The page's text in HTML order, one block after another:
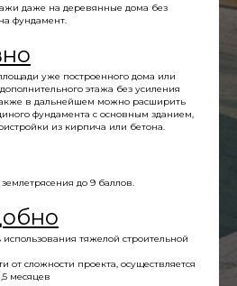
даже на деревянные дома без
фундамент.
уже построенного дома или
этажа без усиления
в дальнейшем можно расширить
фундамента с основным зданием,
из кирпича или бетона.
до 9 баллов.
использования тяжелой строительной
от сложности проекта, осуществляется
месяцев